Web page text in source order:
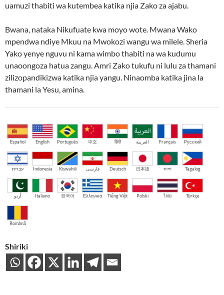
uamuzi thabiti wa kutembea katika njia Zako za ajabu.
Bwana, nataka Nikufuate kwa moyo wote. Mwana Wako
mpendwa ndiye Mkuu na Mwokozi wangu wa milele. Sheria
Yako yenye nguvu ni kama wimbo thabiti na wa kudumu
unaoongoza hatua zangu. Amri Zako tukufu ni lulu za thamani
zilizopandikizwa katika njia yangu. Ninaomba katika jina la
thamani la Yesu, amina.
Español English Português 中文 हिंदी العربية Français Русский
עברית Indonesia Kiswahili فارسی Deutsch 日本語 বাংলা Tagalog
اُردو Italiano 한국어 Ελληνικά Tiếng Việt Polski ไทย Türkçe
Română
Shiriki